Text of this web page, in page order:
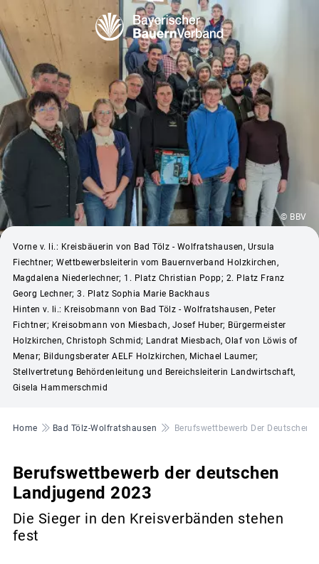
© BBV
Vorne v. li.: Kreisbäuerin von Bad Tölz - Wolfratshausen, Ursula
Fiechtner; Wettbewerbsleiterin vom Bauernverband Holzkirchen,
Magdalena Niederlechner; 1. Platz Christian Popp; 2. Platz Franz
Georg Lechner; 3. Platz Sophia Marie Backhaus
Hinten v. li.: Kreisobmann von Bad Tölz - Wolfratshausen, Peter
Fichtner; Kreisobmann von Miesbach, Josef Huber; Bürgermeister
Holzkirchen, Christoph Schmid; Landrat Miesbach, Olaf von Löwis of
Menar; Bildungsberater AELF Holzkirchen, Michael Laumer;
Stellvertretung Behördenleitung und Bereichsleiterin Landwirtschaft,
Gisela Hammerschmid
Pfadnavigation
Home Bad Tölz-Wolfratshausen Berufswettbewerb Der Deutschen
Berufswettbewerb der deutschen
Landjugend 2023
Die Sieger in den Kreisverbänden stehen
fest